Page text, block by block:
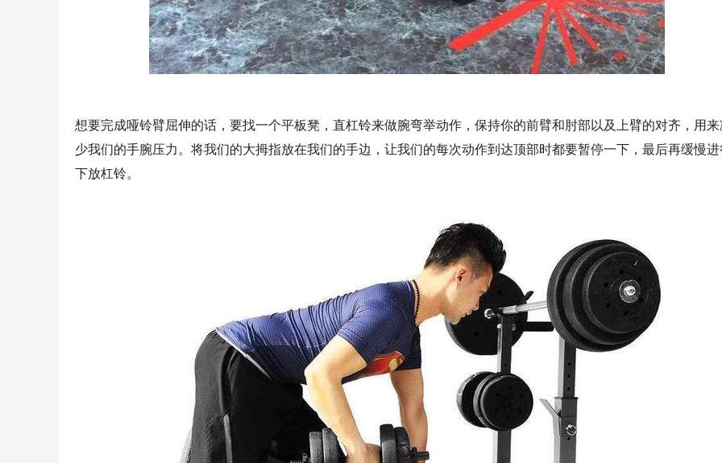
想要完成哑铃臂屈伸的话，要找一个平板凳，直杠铃来做腕弯举动作，保持你的前臂和肘部以及上臂的对齐，用
少我们的手腕压力。将我们的大拇指放在我们的手边，让我们的每次动作到达顶部时都要暂停一下，最后再缓慢
下放杠铃。